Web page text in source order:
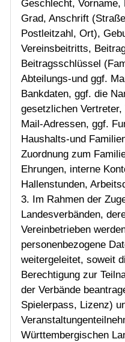
Geschlecht, Vorname,
Grad, Anschrift
Postleitzahl, Ort),
Vereinsbeitritts,
Beitragsschlüssel
Abteilungs-und ggf.
Bankdaten, ggf. die
gesetzlichen Vertreter,
Mail-Adressen, ggf.
Haushalts-und
Zuordnung zum
Ehrungen, interne
Hallenstunden,
3. Im Rahmen der
Landesverbänden,
Vereinbetrieben
personenbezogene
weitergeleitet, soweit
Berechtigung zur
der Verbände
Spielerpass, Lizenz)
Württembergischen